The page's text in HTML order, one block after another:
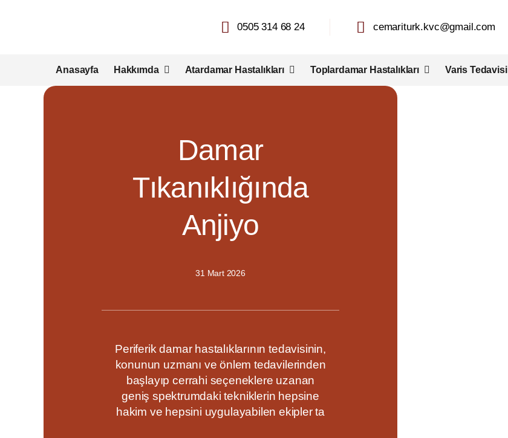
0505 314 68 24 cemariturk.kvc@gmail.com
Anasayfa Hakkımda Atardamar Hastalıkları Toplardamar Hastalıkları Varis Tedavisi
Damar
Tıkanıklığında
Anjiyo
31 Mart 2026
Periferik damar hastalıklarının tedavisinin,
konunun uzmanı ve önlem tedavilerinden
başlayıp cerrahi seçeneklere uzanan
geniş spektrumdaki tekniklerin hepsine
hakim ve hepsini uygulayabilen ekipler ta